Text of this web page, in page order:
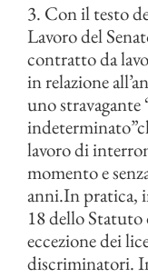
3. Con il testo
Lavoro del
contratto da
in relazione
uno
lavoro di
momento e
anni.In pratica,
18 dello Statuto
eccezione dei
discriminatori.